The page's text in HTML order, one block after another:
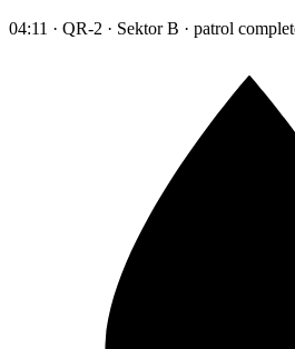
04:11 · QR-2 · Sektor B · patrol